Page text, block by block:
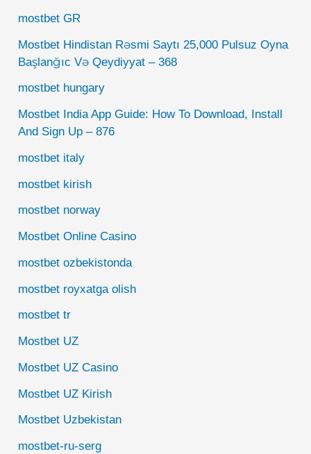
mostbet GR
Mostbet Hindistan Rəsmi Saytı 25,000 Pulsuz Oyna
Başlanğıc Və Qeydiyyat – 368
mostbet hungary
Mostbet India App Guide: How To Download, Install
And Sign Up – 876
mostbet italy
mostbet kirish
mostbet norway
Mostbet Online Casino
mostbet ozbekistonda
mostbet royxatga olish
mostbet tr
Mostbet UZ
Mostbet UZ Casino
Mostbet UZ Kirish
Mostbet Uzbekistan
mostbet-ru-serg